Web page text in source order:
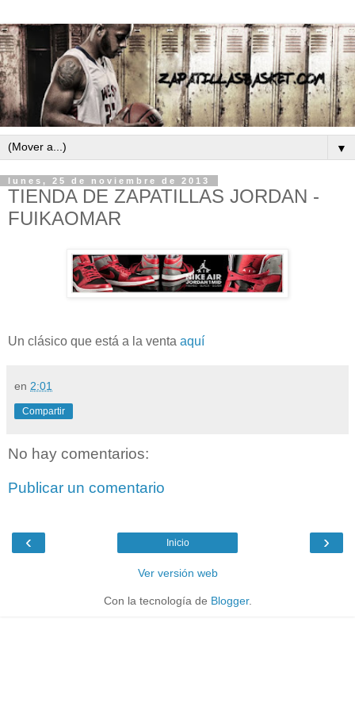
▼
lunes, 25 de noviembre de 2013
TIENDA DE ZAPATILLAS JORDAN -
FUIKAOMAR
Un clásico que está a la venta aquí
en 2:01
Compartir
No hay comentarios:
Publicar un comentario
‹ ›
Inicio
Ver versión web
Con la tecnología de Blogger.